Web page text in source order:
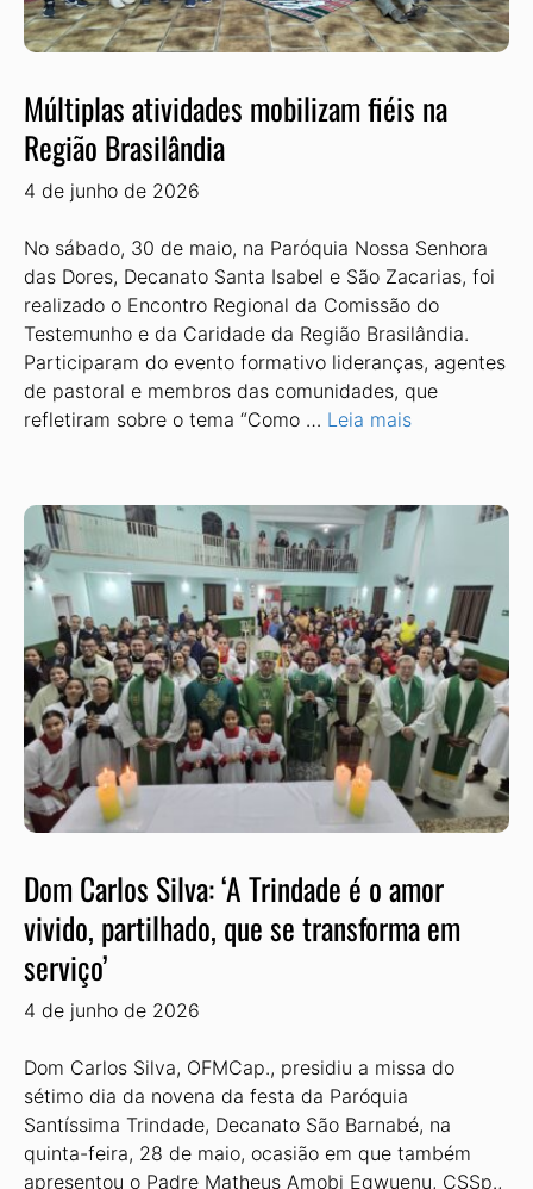
Múltiplas atividades mobilizam fiéis na
Região Brasilândia
4 de junho de 2026
No sábado, 30 de maio, na Paróquia Nossa Senhora
das Dores, Decana­to Santa Isabel e São Zacarias, foi
realizado o Encontro Regional da Comissão do
Testemunho e da Caridade da Região Brasilândia.
Participaram do evento formativo lideranças, agentes
de pastoral e membros das comunidades, que
refletiram sobre o tema “Como … Leia mais
Dom Carlos Silva: ‘A Trindade é o amor
vivido, partilhado, que se transforma em
serviço’
4 de junho de 2026
Dom Carlos Silva, OFMCap., presidiu a missa do
sétimo dia da novena da festa da Paróquia
Santíssima Trindade, Decanato São Barnabé, na
quinta-feira, 28 de maio, ocasião em que também
apresentou o Padre Matheus Amobi Egwuenu, CSSp.,